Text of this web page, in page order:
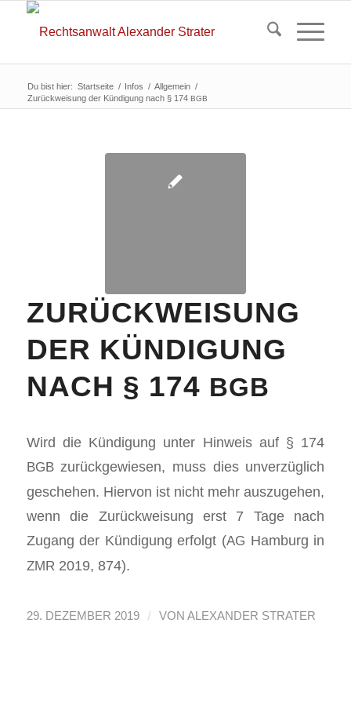
Du bist hier: Startseite / Infos / Allgemein /
Zurückweisung der Kündigung nach § 174 BGB
ZURÜCKWEISUNG
DER KÜNDIGUNG
NACH § 174 BGB
Wird die Kündi­gung unter Hin­weis auf § 174
BGBzurück­gewiesen, muss dies unverzüglich
geschehen. Hier­von ist nicht mehr auszuge­hen,
wenn die Zurück­weisung erst 7 Tage nach
Zugang der Kündi­gung erfol­gt (AG Ham­burg in
ZMR 2019, 874).
29. DEZEMBER 2019 / VON ALEXANDER STRATER